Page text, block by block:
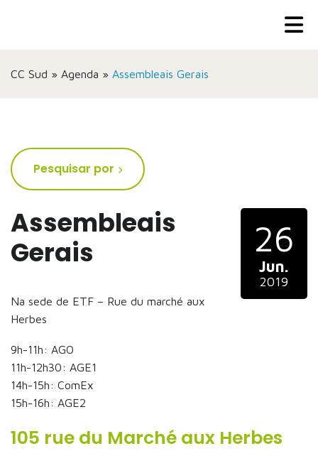
CC Sud » Agenda » Assembleais Gerais
Assembleais
Gerais
Na sede de ETF – Rue du marché aux
Herbes
9h-11h: AGO
11h-12h30: AGE1
14h-15h: ComEx
15h-16h: AGE2
26
Jun.
2019
105 rue du Marché aux Herbes
Pesquisar por